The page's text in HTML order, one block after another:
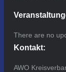
There are no
Kontakt:
AWO